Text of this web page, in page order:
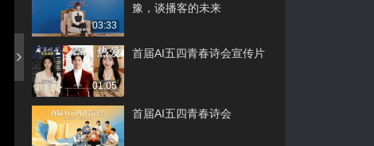
03:33
豫，谈播客的未来
01:05
首届AI五四青春诗会宣传片
首届AI五四青春诗会